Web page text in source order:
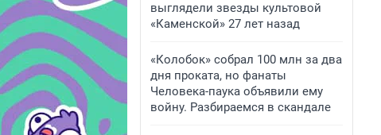
выглядели звезды культовой
«Каменской» 27 лет назад
«Колобок» собрал 100 млн за два
дня проката, но фанаты
Человека-паука объявили ему
войну. Разбираемся в скандале